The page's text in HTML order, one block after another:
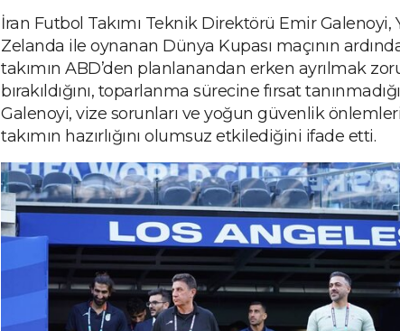
İran Futbol Takımı Teknik Direktörü Emir Galenoyi,
Zelanda ile oynanan Dünya Kupası maçının
takımın ABD’den planlanandan erken ayrılmak
bırakıldığını, toparlanma sürecine fırsat
Galenoyi, vize sorunları ve yoğun güvenlik
takımın hazırlığını olumsuz etkilediğini ifade etti.